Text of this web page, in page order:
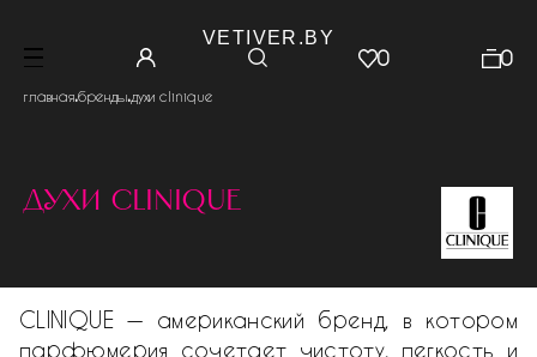
VETIVER.BY
0 0
главная.бренды.духи clinique
духи clinique
CLINIQUE — американский бренд, в котором
парфюмерия сочетает чистоту, легкость и